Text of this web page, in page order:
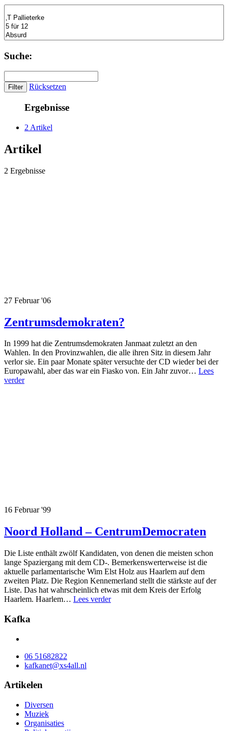
Suche:
Rücksetzen
Ergebnisse
2 Artikel
Artikel
2 Ergebnisse
27 Februar '06
Zentrumsdemokraten?
In 1999 hat die Zentrumsdemokraten Janmaat zuletzt an den
Wahlen. In den Provinzwahlen, die alle ihren Sitz in diesem Jahr
verlor sie. Ein paar Monate später versuchte der CD wieder bei der
Europawahl, aber das war ein Fiasko von. Ein Jahr zuvor… Lees
verder
16 Februar '99
Noord Holland – CentrumDemocraten
Die Liste enthält zwölf Kandidaten, von denen die meisten schon
lange Spaziergang mit dem CD-. Bemerkenswerterweise ist die
aktuelle parlamentarische Wim Elst Holz aus Haarlem auf dem
zweiten Platz. Die Region Kennemerland stellt die stärkste auf der
Liste. Das hat wahrscheinlich etwas mit dem Kreis der Erfolg
Haarlem. Haarlem… Lees verder
Kafka
06 51682822
kafkanet@xs4all.nl
Artikelen
Diversen
Muziek
Organisaties